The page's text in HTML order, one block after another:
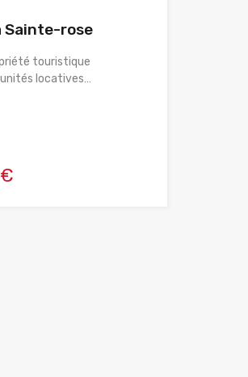
Sainte-rose
touristique
locatives…